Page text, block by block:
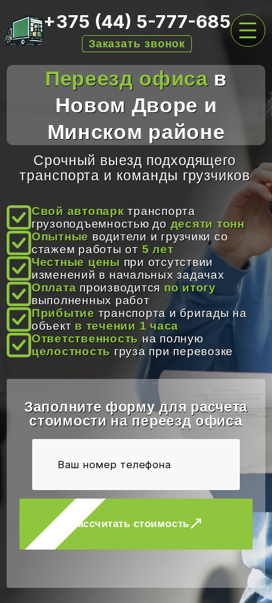
+375 (44) 5-777-685
Заказать звонок
ГЛАВНАЯ
УСЛУГИ ПО ВЫВОЗУ
ПЕРЕЕЗДЫ
АРЕНДА КОНТЕЙНЕРОВ
ЦЕНЫ
О НАС
ОТЗЫВЫ
КОНТАКТЫ
Время работы: 8:00 - 20:00
Email: info@gruzoperevozki-bel.by
Переезд офисав
Новом Дворе и
Минском районе
Срочный выезд подходящего
транспорта и команды грузчиков
Свой автопарк транспорта
грузоподъемностью до десяти тонн
Опытные водители и грузчики со
стажем работы от 5 лет
Честные цены при отсутствии
изменений в начальных задачах
Оплата производится по итогу
выполненных работ
Прибытие транспорта и бригады на
объект в течении 1 часа
Ответственность на полную
целостность груза при перевозке
Заполните форму для расчета
стоимости на переезд офиса
Рассчитать стоимость